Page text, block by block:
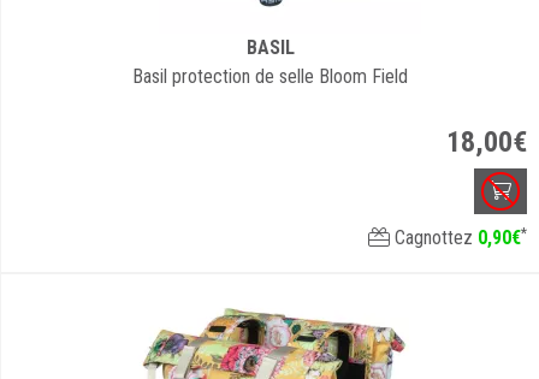
BASIL
Basil protection de selle Bloom Field
18,00€
Cagnottez 0,90€*